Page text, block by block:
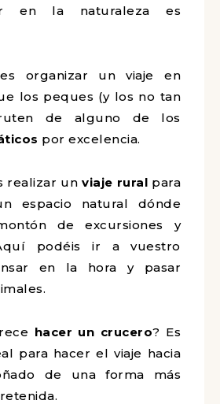
en la naturaleza es
organizar un viaje en
los peques (y los no tan
de alguno de los
por excelencia.
realizar unviaje rural para
espacio natural dónde
de excursiones y
podéis ir a vuestro
en la hora y pasar
hacer un crucero? Es
para hacer el viaje hacia
de una forma más